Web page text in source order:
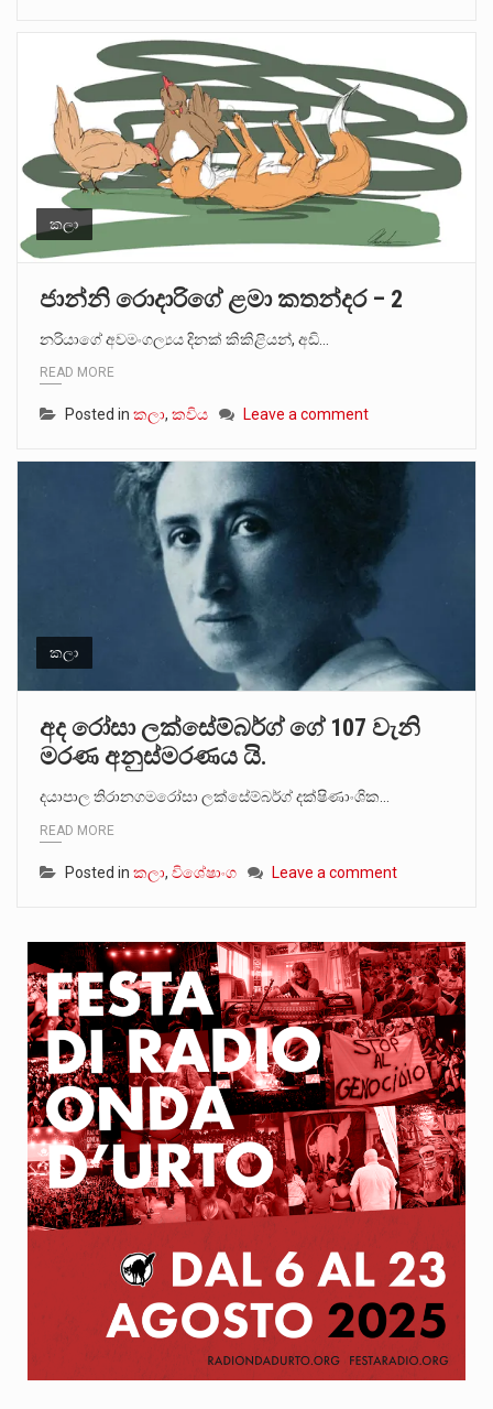
කලා
ජාන්නි රොදාරිගේ ළමා කතන්දර – 2
නරියාගේ අවමංගල්‍යය දිනක් කිකිළියන්, අඩි…
READ MORE
Posted in කලා, කවිය Leave a comment
කලා
අද රෝසා ලක්සේම්බර්ග් ගේ 107 වැනි
මරණ අනුස්මරණය යි.
දයාපාල තිරානගමරෝසා ලක්සේම්බර්ග් දක්ෂිණාංශික…
READ MORE
Posted in කලා, විශේෂාංග Leave a comment